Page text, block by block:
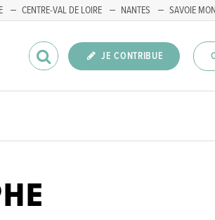
CENTRE-VAL DE LOIRE NANTES SAVOIE
JE CONTRIBUE